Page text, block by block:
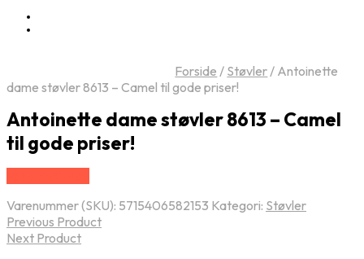
Forside / Støvler/ Antoinette
dame støvler 8613 – Camel til gode priser!
Antoinette dame støvler 8613 – Camel
til gode priser!
Varenummer (SKU): 5715406582153 Kategori: Støvler
Previous Product
Next Product